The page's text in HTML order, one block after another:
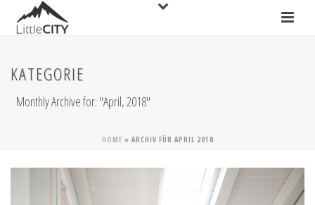
KATEGORIE
Monthly Archive for: "April, 2018"
HOME » ARCHIV FÜR APRIL 2018